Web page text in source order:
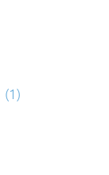
(1)